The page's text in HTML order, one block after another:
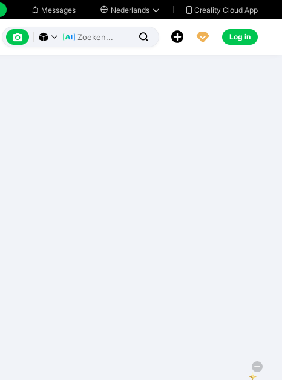
 Messages  Nederlands   Creality Cloud App
      Log in